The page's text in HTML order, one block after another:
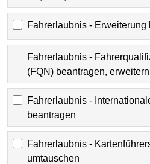
Fahrerlaubnis - Erweiterung
Fahrerlaubnis -
(FQN) beantragen,
Fahrerlaubnis -
beantragen
Fahrerlaubnis -
umtauschen